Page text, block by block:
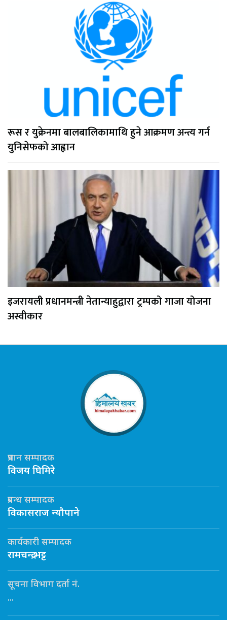
रूस र युक्रेनमा बालबालिकामाथि हुने आक्रमण अन्त्य गर्न
युनिसेफको आह्वान
इजरायली प्रधानमन्त्री नेतान्याहुद्वारा ट्रम्पको गाजा योजना
अस्वीकार
प्रधान सम्पादक
विजय घिमिरे
प्रबन्ध सम्पादक
विकासराज न्यौपाने
कार्यकारी सम्पादक
रामचन्द्र भट्ट
सूचना विभाग दर्ता नं.
...